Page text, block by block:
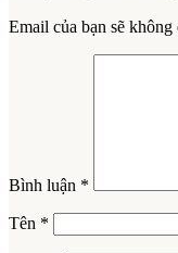
Email của bạn sẽ
Bình luận *
Tên *